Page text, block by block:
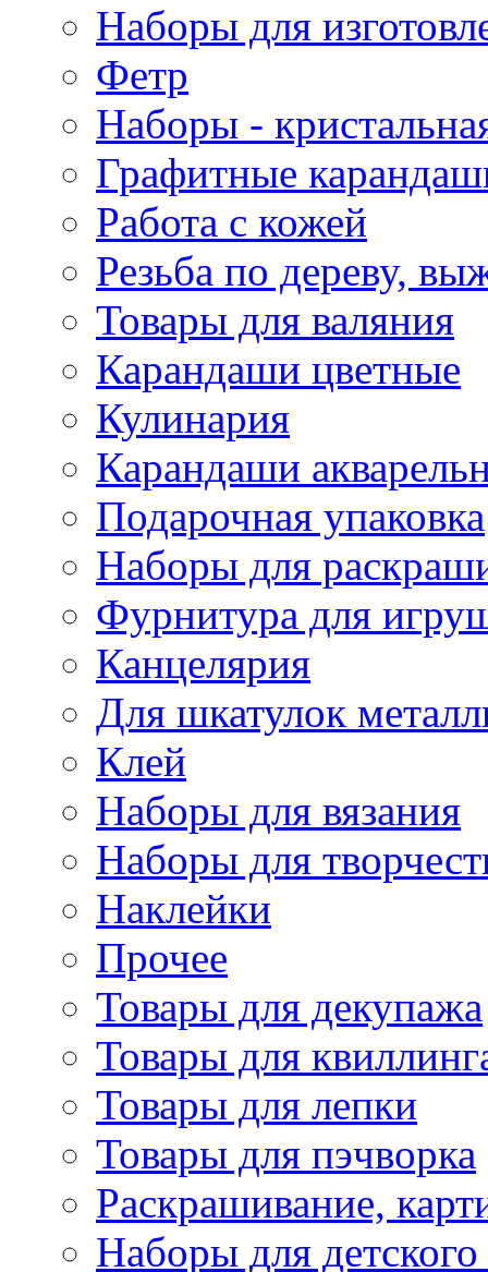
Наборы для
Фетр
Наборы -
Графитные
Работа с кожей
Резьба по дереву,
Товары для валяния
Карандаши цветные
Кулинария
Карандаши
Подарочная упаковка
Наборы для
Фурнитура для
Канцелярия
Для шкатулок
Клей
Наборы для вязания
Наборы для
Наклейки
Прочее
Товары для декупажа
Товары для
Товары для лепки
Товары для пэчворка
Раскрашивание,
Наборы для